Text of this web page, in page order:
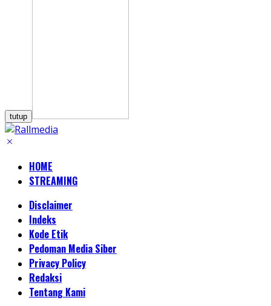
tutup
HOME
STREAMING
Disclaimer
Indeks
Kode Etik
Pedoman Media Siber
Privacy Policy
Redaksi
Tentang Kami